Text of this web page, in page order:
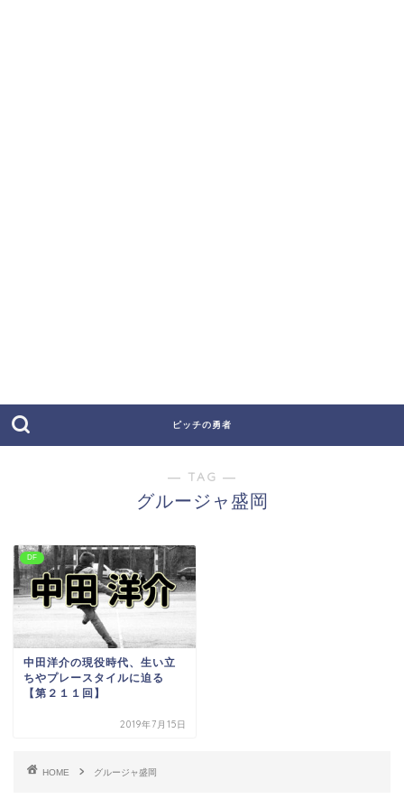
ピッチの勇者
― TAG ―
グルージャ盛岡
DF
中田洋介の現役時代、生い立
ちやプレースタイルに迫る
【第２１１回】
2019年7月15日
HOME グルージャ盛岡